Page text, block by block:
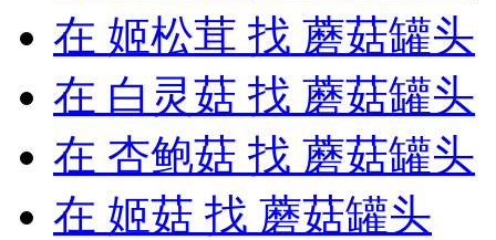
在 姬松茸 找 蘑菇罐头
在 白灵菇 找 蘑菇罐头
在 杏鲍菇 找 蘑菇罐头
在 姬菇 找 蘑菇罐头